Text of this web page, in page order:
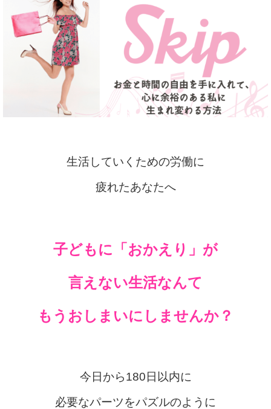
生活していくための労働に
疲れたあなたへ
子どもに「おかえり」が
言えない生活なんて
もうおしまいにしませんか？
今日から180日以内に
必要なパーツをパズルのように